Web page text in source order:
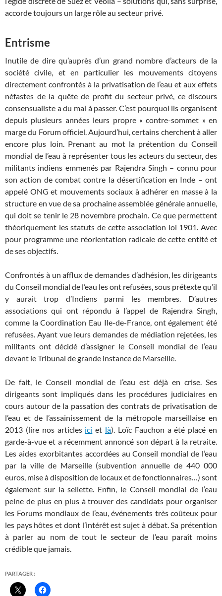
accorde toujours un large rôle au secteur privé.
Entrisme
Inutile de dire qu’auprès d’un grand nombre d’acteurs de la
société civile, et en particulier les mouvements citoyens
directement confrontés à la privatisation de l’eau et aux effets
néfastes de la quête de profit du secteur privé, ce discours
consensualiste a du mal à passer. C’est pourquoi ils organisent
depuis plusieurs années leurs propre « contre-sommet » en
marge du Forum officiel. Aujourd’hui, certains cherchent à aller
encore plus loin. Prenant au mot la prétention du Conseil
mondial de l’eau à représenter tous les acteurs du secteur, des
militants indiens emmenés par Rajendra Singh – connu pour
son action de combat contre la désertification en Inde – ont
appelé ONG et mouvements sociaux à adhérer en masse à la
structure en vue de sa prochaine assemblée générale annuelle,
qui doit se tenir le 28 novembre prochain. Ce que permettent
théoriquement les statuts de cette association loi 1901. Avec
pour programme une réorientation radicale de cette entité et
de ses objectifs.
Confrontés à un afflux de demandes d’adhésion, les dirigeants
du Conseil mondial de l’eau les ont refusées, sous prétexte qu’il
y aurait trop d’Indiens parmi les membres. D’autres
associations qui ont répondu à l’appel de Rajendra Singh,
comme la Coordination Eau Ile-de-France, ont également été
refusées. Ayant vue leurs demandes de médiation rejetées, les
militants ont décidé d’assigner le Conseil mondial de l’eau
devant le Tribunal de grande instance de Marseille.
De fait, le Conseil mondial de l’eau est déjà en crise. Ses
dirigeants sont impliqués dans les procédures judiciaires en
cours autour de la passation des contrats de privatisation de
l’eau et de l’assainissement de la métropole marseillaise en
2013 (lire nos articles ici et là). Loïc Fauchon a été placé en
garde-à-vue et a récemment annoncé son départ à la retraite.
Les aides exorbitantes accordées au Conseil mondial de l’eau
par la ville de Marseille (subvention annuelle de 440 000
euros, mise à disposition de locaux et de fonctionnaires…) sont
également sur la sellette. Enfin, le Conseil mondial de l’eau
peine de plus en plus à trouver des candidats pour organiser
les Forums mondiaux de l’eau, événements très coûteux pour
les pays hôtes et dont l’intérêt est sujet à débat. Sa prétention
à parler au nom de tout le secteur de l’eau paraît moins
crédible que jamais.
PARTAGER :